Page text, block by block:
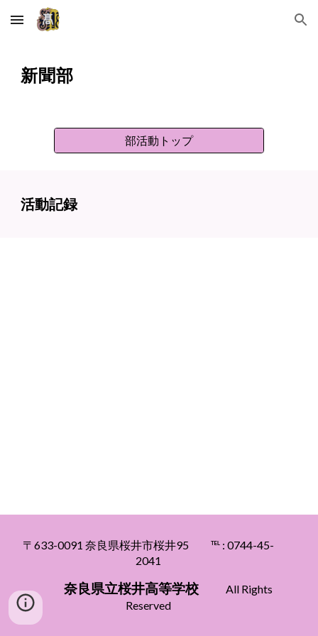
Skip to main content Skip to navigation
新聞部
部活動トップ
活動記録
〒633-0091 奈良県桜井市桜井95 ℡ : 0744-45-
2041
奈良県立桜井高等学校 All Rights
Reserved